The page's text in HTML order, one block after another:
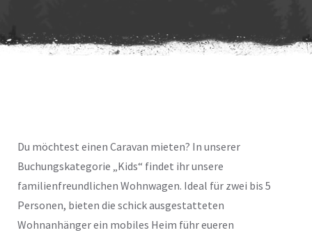
Du möchtest einen Caravan mieten? In unserer
Buchungskategorie „Kids“ findet ihr unsere
familienfreundlichen Wohnwagen. Ideal für zwei bis 5
Personen, bieten die schick ausgestatteten
Wohnanhänger ein mobiles Heim führ eueren